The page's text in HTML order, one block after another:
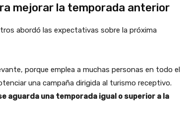
mejorar la temporada anterior
abordó las expectativas sobre la próxima
porque emplea a muchas personas en todo el
una campaña dirigida al turismo receptivo.
aguarda una temporada igual o superior a la